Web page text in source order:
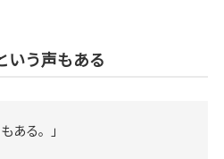
いう声もある
ある。」